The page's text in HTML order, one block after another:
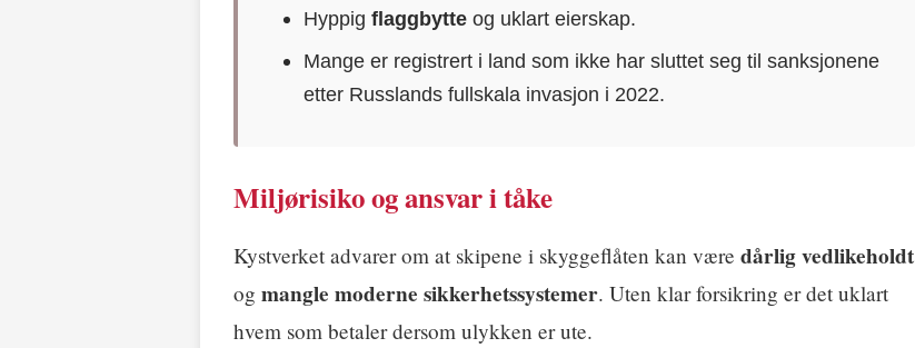
Hyppigflaggbytte og uklart eierskap.
Mange er registrert i land som ikke har sluttet seg til sanksjonene
etter Russlands fullskala invasjon i 2022.
Miljørisiko og ansvar i tåke
Kystverket advarer om at skipene i skyggeflåten kan være dårlig vedlikeholdt
og mangle moderne sikkerhetssystemer. Uten klar forsikring er det uklart
hvem som betaler dersom ulykken er ute.